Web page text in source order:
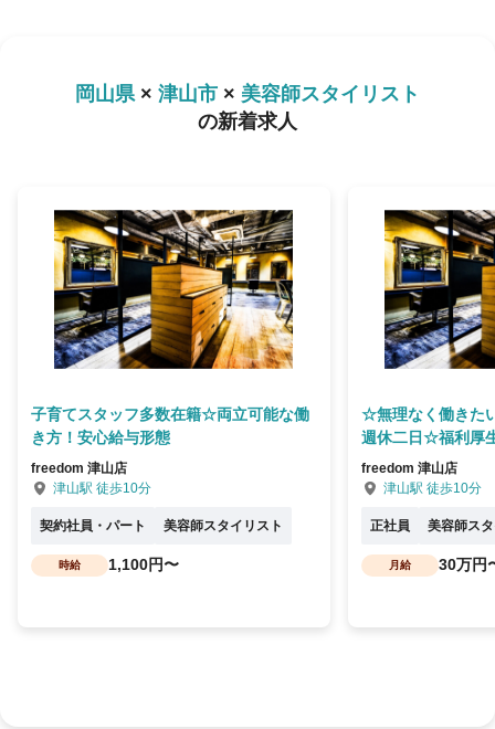
岡山県× 津山市 × 美容師スタイリスト
の新着求人
子育てスタッフ多数在籍☆両立可能な働
き方！安心給与形態
freedom 津山店
津山駅 徒歩10分
契約社員・パート 美容師スタイリスト
時給 1,100円〜
☆無理なく働きた
週休二日☆福利厚
freedom 津山店
津山駅 徒歩10分
正社員 美容師ス
月給 30万円